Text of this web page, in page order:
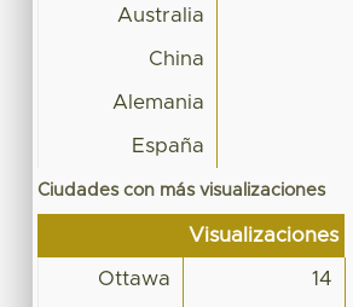
Australia
China
Alemania
España
Ciudades con más visualizaciones
Visualizaciones
Ottawa 14